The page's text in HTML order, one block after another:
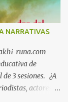
entorno
un taller
lugar en el
NARRATIVAS
runa.com
de
3 sesiones. ¿A
actores